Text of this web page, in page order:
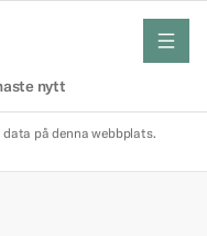
nytt
meny
på denna webbplats.